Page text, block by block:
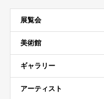
展覧会
美術館
ギャラリー
アーティスト